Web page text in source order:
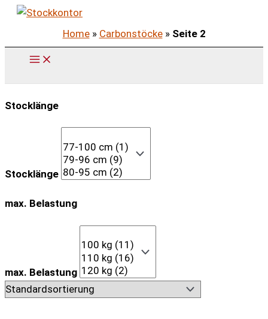
Zum
springen
Home» Carbonstöcke» Seite 2
Stocklänge
Stocklänge
max. Belastung
max. Belastung